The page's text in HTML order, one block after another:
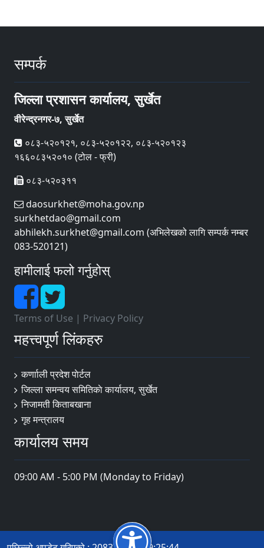
सम्पर्क
जिल्ला प्रशासन कार्यालय, सुर्खेत
वीरेन्द्रनगर-७, सुर्खेत
०८३-५२०१२१, ०८३-५२०१२२, ०८३-५२०१२३
१६६०८३५२०१० (टोल - फ्री)
०८३-५२०३११
daosurkhet@moha.gov.np
surkhetdao@gmail.com
abhilekh.surkhet@gmail.com (अभिलेखको लागि सम्पर्क नम्बर
083-520121)
हामीलाई फलो गर्नुहोस्
Terms of Use | Privacy Policy
महत्त्वपूर्ण लिंकहरु
कर्णााली प्रदेश पाेर्टल
जिल्ला समन्वय समितिकाे कार्यालय, सुर्खेत
निजामती किताबखाना
गृह मन्त्रालय
कार्यालय समय
09:00 AM - 5:00 PM (Monday to Friday)